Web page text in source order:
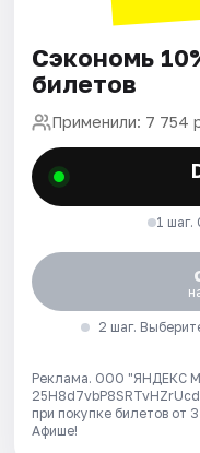
Сэкономь
билетов
Применили: 7 754
1 шаг.
2 шаг.
Реклама. ООО "ЯНДЕКС
при покупке билетов от
Афише!